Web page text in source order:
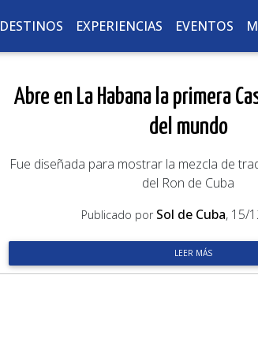
DESTINOS EXPERIENCIAS EVENTOS
Abre en La Habana la primera
del mundo
Fue diseñada para mostrar la mezcla de
del Ron de Cuba
Publicado por Sol de Cuba, 15/
LEER MÁS